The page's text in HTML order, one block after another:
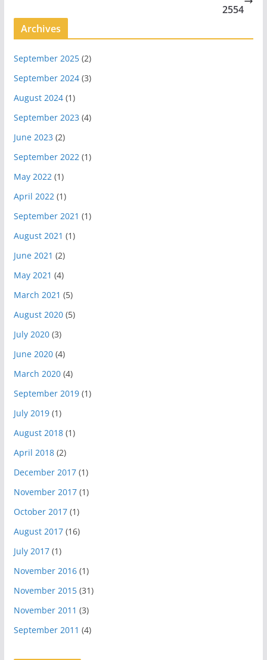
2554
Archives
September 2025(2)
September 2024(3)
August 2024(1)
September 2023 (4)
June 2023 (2)
September 2022(1)
May 2022(1)
April 2022(1)
September 2021 (1)
August 2021 (1)
June 2021 (2)
May 2021 (4)
March 2021 (5)
August 2020(5)
July 2020(3)
June 2020(4)
March 2020(4)
September 2019(1)
July 2019(1)
August 2018(1)
April 2018(2)
December 2017(1)
November 2017(1)
October 2017(1)
August 2017(16)
July 2017(1)
November 2016(1)
November 2015(31)
November 2011 (3)
September 2011 (4)